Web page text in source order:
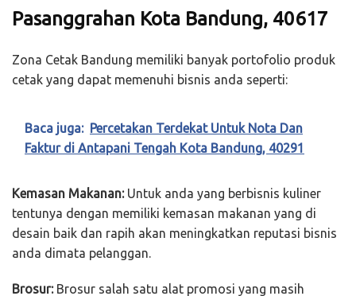
Pasanggrahan Kota Bandung, 40617
Zona Cetak Bandung memiliki banyak portofolio produk
cetak yang dapat memenuhi bisnis anda seperti:
Baca juga: Percetakan Terdekat Untuk Nota Dan
Faktur di Antapani Tengah Kota Bandung, 40291
Kemasan Makanan:Untuk anda yang berbisnis kuliner
tentunya dengan memiliki kemasan makanan yang di
desain baik dan rapih akan meningkatkan reputasi bisnis
anda dimata pelanggan.
Brosur:Brosur salah satu alat promosi yang masih